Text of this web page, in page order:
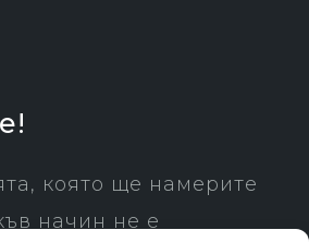
която ще намерите
начин не е